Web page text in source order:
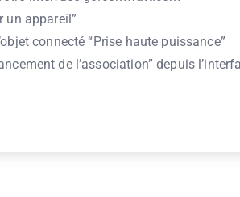
un appareil”
connecté “Prise haute puissance”
de l’association” depuis